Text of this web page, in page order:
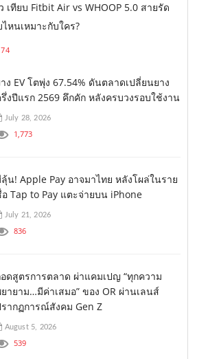
เทียบ Fitbit Air vs WHOOP 5.0 สายรัด
หนเหมาะกับใคร?
ง EV โตพุ่ง 67.54% ดันตลาดเปลี่ยนยาง
งปีแรก 2569 คึกคัก หลังครบวงรอบใช้งาน
July 28, 2026
1,773
น! Apple Pay อาจมาไทย หลังโผล่ในราย
Tap to Pay แตะจ่ายบน iPhone
July 21, 2026
836
ดสูตรการตลาด ผ่าแคมเปญ “ทุกความ
ายาม…มีค่าเสมอ” ของ OR ผ่านเลนส์
ากฏการณ์สังคม Gen Z
August 5, 2026
539